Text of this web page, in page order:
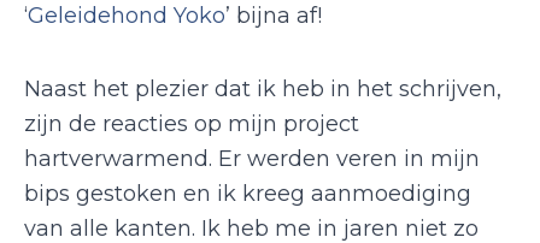
‘Geleidehond Yoko’ bijna af!
Naast het plezier dat ik heb in het schrijven,
zijn de reacties op mijn project
hartverwarmend. Er werden veren in mijn
bips gestoken en ik kreeg aanmoediging
van alle kanten. Ik heb me in jaren niet zo